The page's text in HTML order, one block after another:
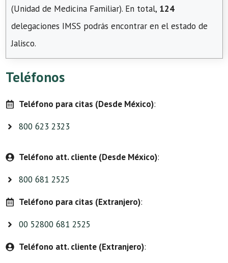
(Unidad de Medicina Familiar). En total, 124
delegaciones IMSS podrás encontrar en el estado de
Jalisco.
Teléfonos
Teléfono para citas (Desde México):
800 623 2323
Teléfono att. cliente (Desde México):
800 681 2525
Teléfono para citas (Extranjero):
00 52800 681 2525
Teléfono att. cliente (Extranjero):